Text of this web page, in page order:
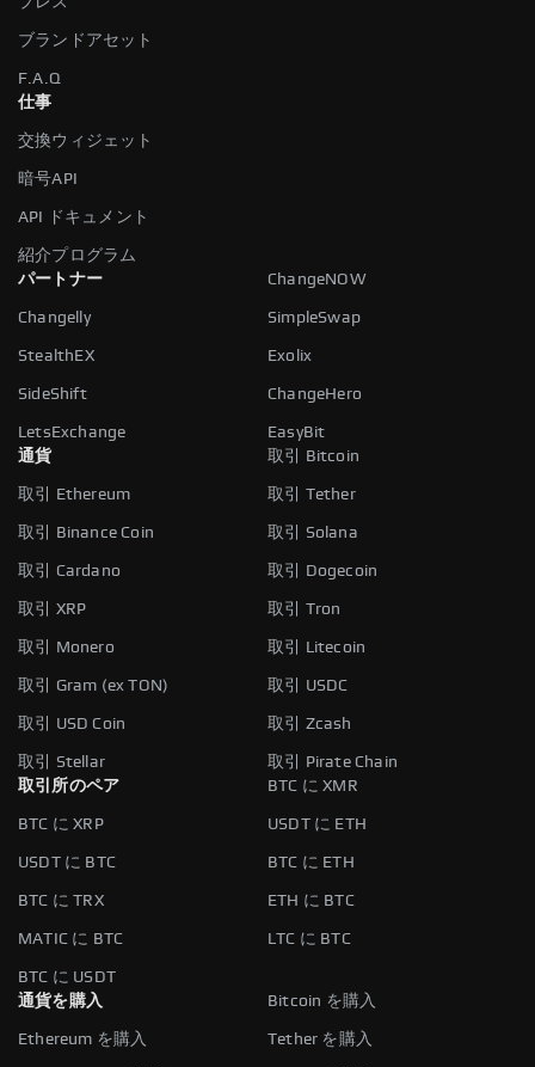
ブランドアセット
F.A.Q
仕事
交換ウィジェット
暗号API
API ドキュメント
紹介プログラム
パートナー
ChangeNOW
Changelly SimpleSwap
StealthEX Exolix
SideShift ChangeHero
LetsExchange
EasyBit
通貨
取引 Bitcoin
取引 Ethereum 取引 Tether
取引 Binance Coin 取引 Solana
取引 Cardano 取引 Dogecoin
取引 XRP 取引 Tron
取引 Monero 取引 Litecoin
取引 Gram (ex TON) 取引 USDC
取引 USD Coin 取引 Zcash
取引 Stellar
取引 Pirate Chain
取引所のペア
BTC に XMR
BTC に XRP USDT に ETH
USDT に BTC BTC に ETH
BTC に TRX ETH に BTC
MATIC に BTC LTC に BTC
BTC に USDT
通貨を購入
Bitcoin を購入
Ethereum を購入 Tether を購入